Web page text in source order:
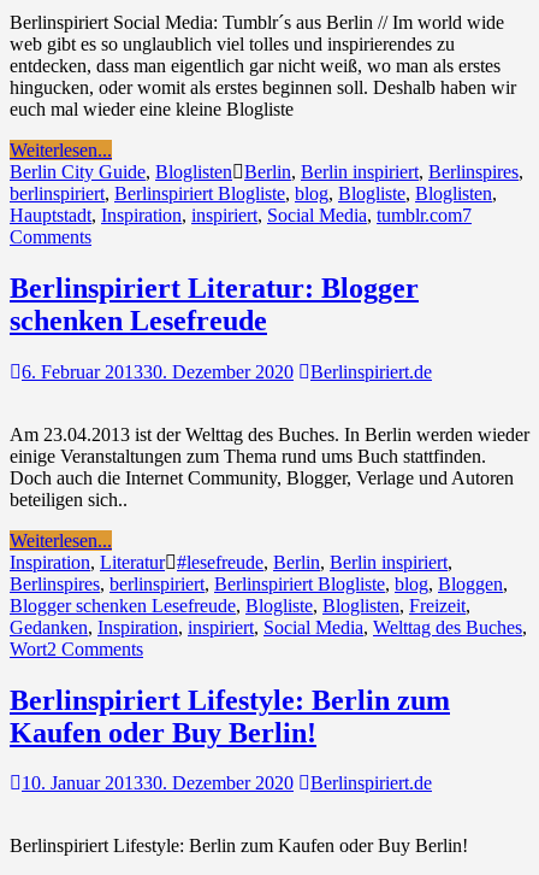
Berlinspiriert Social Media: Tumblr´s aus Berlin // Im world wide
web gibt es so unglaublich viel tolles und inspirierendes zu
entdecken, dass man eigentlich gar nicht weiß, wo man als erstes
hingucken, oder womit als erstes beginnen soll. Deshalb haben wir
euch mal wieder eine kleine Blogliste
Weiterlesen...
Berlin City Guide, Bloglisten Berlin, Berlin inspiriert, Berlinspires,
berlinspiriert, Berlinspiriert Blogliste, blog, Blogliste, Bloglisten,
Hauptstadt, Inspiration, inspiriert, Social Media, tumblr.com7
Comments
Berlinspiriert Literatur: Blogger
schenken Lesefreude
6. Februar 201330. Dezember 2020 Berlinspiriert.de
Am 23.04.2013 ist der Welttag des Buches. In Berlin werden wieder
einige Veranstaltungen zum Thema rund ums Buch stattfinden.
Doch auch die Internet Community, Blogger, Verlage und Autoren
beteiligen sich..
Weiterlesen...
Inspiration, Literatur #lesefreude, Berlin, Berlin inspiriert,
Berlinspires, berlinspiriert, Berlinspiriert Blogliste, blog, Bloggen,
Blogger schenken Lesefreude, Blogliste, Bloglisten, Freizeit,
Gedanken, Inspiration, inspiriert, Social Media, Welttag des Buches,
Wort2 Comments
Berlinspiriert Lifestyle: Berlin zum
Kaufen oder Buy Berlin!
10. Januar 201330. Dezember 2020 Berlinspiriert.de
Berlinspiriert Lifestyle: Berlin zum Kaufen oder Buy Berlin!